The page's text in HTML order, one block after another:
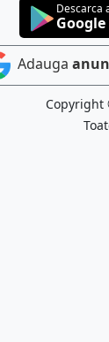
Descarca
Adauga
Copyright